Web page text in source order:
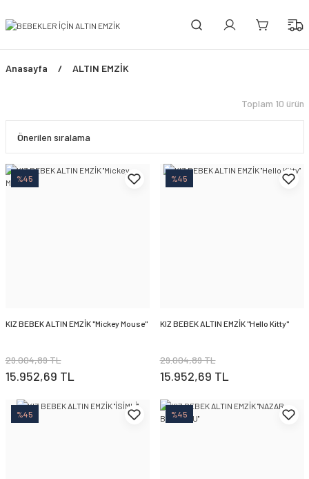
ŞİMDİ TÜM ÜRÜNLERDE %45 İNDİRİM FIRSATI
Anasayfa ALTIN EMZİK
Toplam 10 ürün
%45
KIZ BEBEK ALTIN EMZİK ''Mickey Mouse''
29.004,89 TL
15.952,69 TL
%45
KIZ BEBEK ALTIN EMZİK ''Hello Kitty''
29.004,89 TL
15.952,69 TL
%45 %45